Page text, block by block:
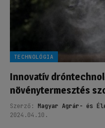
TECHNOLÓGIA
Innovatív
növénytermesztés
Szerző: Magyar Agrár- és
2024.04.10.